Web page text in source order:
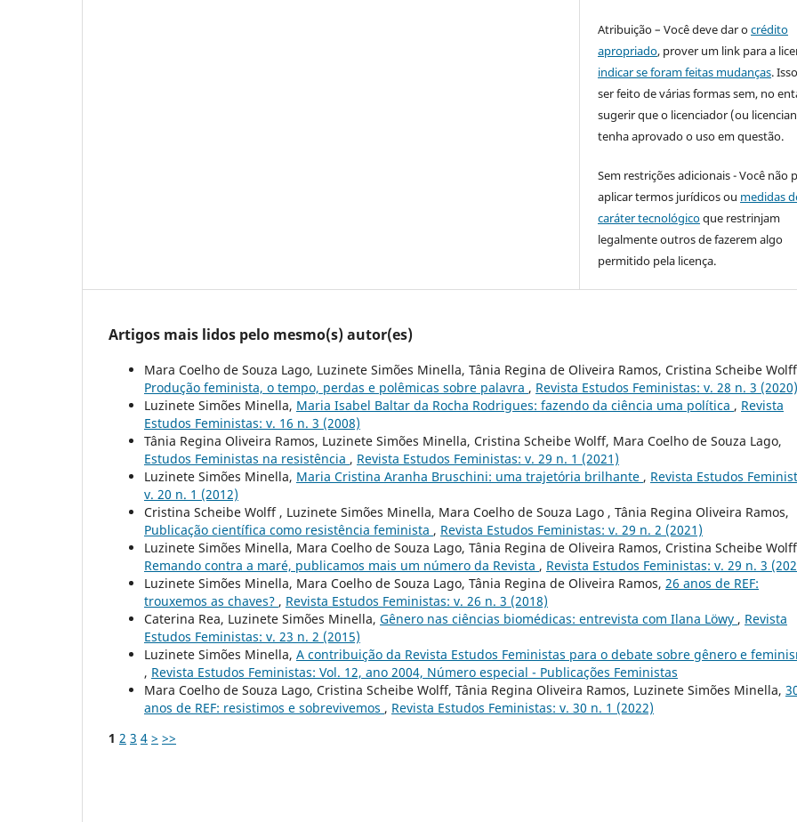
Atribuição – Você deve dar ocrédito
apropriado, prover um link para a
indicar se foram feitas mudanças.
ser feito de várias formas sem, no
sugerir que o licenciador (ou
tenha aprovado o uso em questão.
Sem restrições adicionais - Você não
aplicar termos jurídicos ou medidas
caráter tecnológicoque restrinjam
legalmente outros de fazerem algo
permitido pela licença.
Artigos mais lidos pelo mesmo(s) autor(es)
Mara Coelho de Souza Lago, Luzinete Simões Minella, Tânia Regina de Oliveira Ramos, Cristina Scheibe
Produção feminista, o tempo, perdas e polêmicas sobre palavra , Revista Estudos Feministas: v. 28 n. 3 (2020)
Luzinete Simões Minella, Maria Isabel Baltar da Rocha Rodrigues: fazendo da ciência uma política , Revista
Estudos Feministas: v. 16 n. 3 (2008)
Tânia Regina Oliveira Ramos, Luzinete Simões Minella, Cristina Scheibe Wolff, Mara Coelho de Souza Lago,
Estudos Feministas na resistência , Revista Estudos Feministas: v. 29 n. 1 (2021)
Luzinete Simões Minella, Maria Cristina Aranha Bruschini: uma trajetória brilhante , Revista Estudos
v. 20 n. 1 (2012)
Cristina Scheibe Wolff , Luzinete Simões Minella, Mara Coelho de Souza Lago , Tânia Regina Oliveira Ramos,
Publicação científica como resistência feminista , Revista Estudos Feministas: v. 29 n. 2 (2021)
Luzinete Simões Minella, Mara Coelho de Souza Lago, Tânia Regina de Oliveira Ramos, Cristina Scheibe
Remando contra a maré, publicamos mais um número da Revista , Revista Estudos Feministas: v. 29 n. 3
Luzinete Simões Minella, Mara Coelho de Souza Lago, Tânia Regina de Oliveira Ramos, 26 anos de REF:
trouxemos as chaves? , Revista Estudos Feministas: v. 26 n. 3 (2018)
Caterina Rea, Luzinete Simões Minella, Gênero nas ciências biomédicas: entrevista com Ilana Löwy , Revista
Estudos Feministas: v. 23 n. 2 (2015)
Luzinete Simões Minella, A contribuição da Revista Estudos Feministas para o debate sobre gênero e
, Revista Estudos Feministas: Vol. 12, ano 2004, Número especial - Publicações Feministas
Mara Coelho de Souza Lago, Cristina Scheibe Wolff, Tânia Regina Oliveira Ramos, Luzinete Simões Minella,
anos de REF: resistimos e sobrevivemos , Revista Estudos Feministas: v. 30 n. 1 (2022)
1 2 3 4 > >>